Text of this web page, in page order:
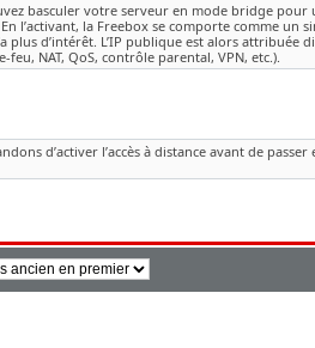
basculer votre serveur en mode bridge
l’activant, la Freebox se comporte comme
plus d’intérêt. L’IP publique est alors
feu, NAT, QoS, contrôle parental, VPN, etc.).
d’activer l’accès à distance avant de